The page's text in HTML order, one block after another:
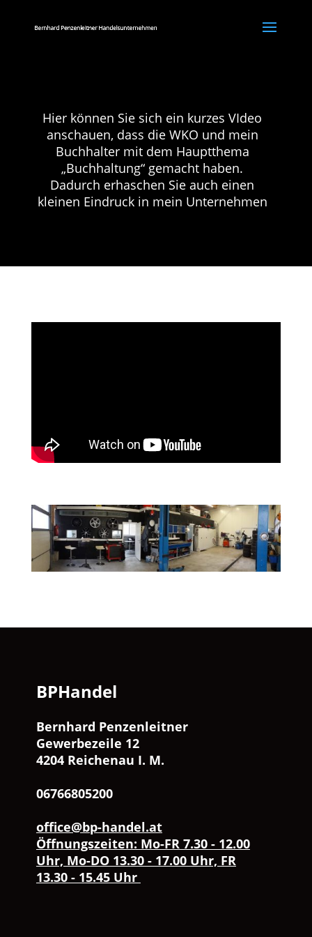
Hier können Sie sich ein kurzes VIdeo
anschauen, dass die WKO und mein
Buchhalter mit dem Hauptthema
„Buchhaltung“ gemacht haben.
Dadurch erhaschen Sie auch einen
kleinen Eindruck in mein Unternehmen
BPHandel
Bernhard Penzenleitner
Gewerbezeile 12
4204 Reichenau I. M.
06766805200
office@bp-handel.at
Öffnungszeiten: Mo-FR 7.30 - 12.00
Uhr, Mo-DO 13.30 - 17.00 Uhr, FR
13.30 - 15.45 Uhr